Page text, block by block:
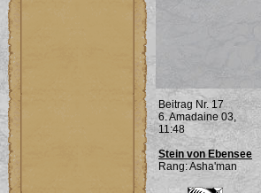
Beitrag Nr. 17
6. Amadaine 03,
11:48
Stein von Ebensee
Rang: Asha'man